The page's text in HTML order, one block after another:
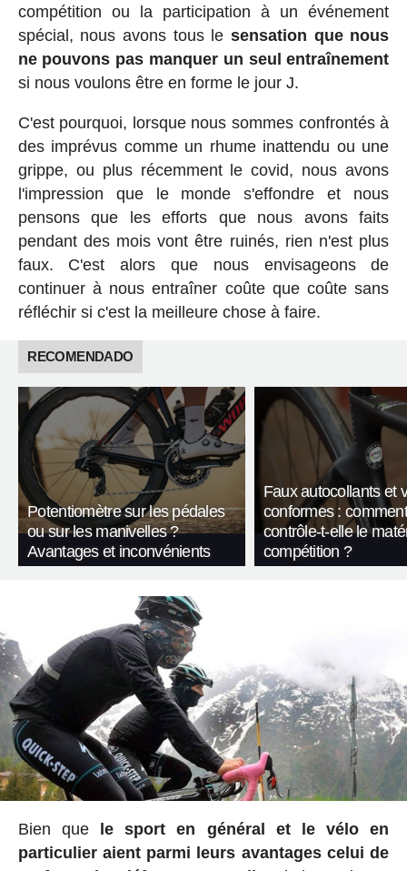
compétition ou la participation à un événement
spécial, nous avons tous le sensation que nous
ne pouvons pas manquer un seul entraînement
si nous voulons être en forme le jour J.
C'est pourquoi, lorsque nous sommes confrontés à
des imprévus comme un rhume inattendu ou une
grippe, ou plus récemment le covid, nous avons
l'impression que le monde s'effondre et nous
pensons que les efforts que nous avons faits
pendant des mois vont être ruinés, rien n'est plus
faux. C'est alors que nous envisageons de
continuer à nous entraîner coûte que coûte sans
réfléchir si c'est la meilleure chose à faire.
RECOMENDADO
Potentiomètre sur les pédales
ou sur les manivelles ?
Avantages et inconvénients
Faux autocollants et
conformes :
contrôle-t-elle le
compétition ?
Bien que le sport en général et le vélo en
particulier aient parmi leurs avantages celui de